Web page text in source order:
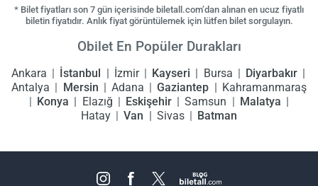
* Bilet fiyatları son 7 gün içerisinde biletall.com’dan alınan en ucuz fiyatlı
biletin fiyatıdır. Anlık fiyat görüntülemek için lütfen bilet sorgulayın.
Obilet En Popüler Durakları
Ankara İstanbul İzmir Kayseri Bursa
Diyarbakır
Antalya
Mersin Adana Gaziantep
Kahramanmaraş
Konya
Elazığ Eskişehir Samsun
Malatya
Hatay
Van Sivas Batman